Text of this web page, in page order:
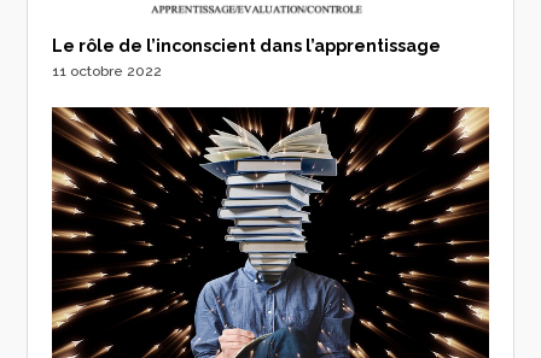
Le rôle de l’inconscient dans l’apprentissage
11 octobre 2022